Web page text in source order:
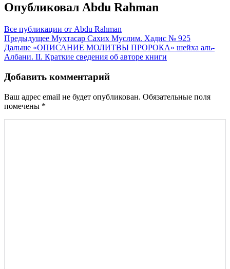
Опубликовал Abdu Rahman
Все публикации от Abdu Rahman
Навигация
по
Предыдущее Мухтасар Сахих Муслим. Хадис № 925
Дальше «ОПИСАНИЕ МОЛИТВЫ ПРОРОКА» шейха аль-
Албани. II. Краткие сведения об авторе книги
Добавить комментарий
Ваш адрес email не будет опубликован. Обязательные поля
помечены *